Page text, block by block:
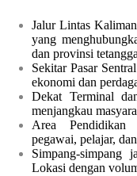
Jalur Lintas
yang
dan provinsi
Sekitar Pasar
ekonomi dan
Dekat Terminal
menjangkau
Area Pendidikan
pegawai, pelajar,
Simpang-simpang
Lokasi dengan